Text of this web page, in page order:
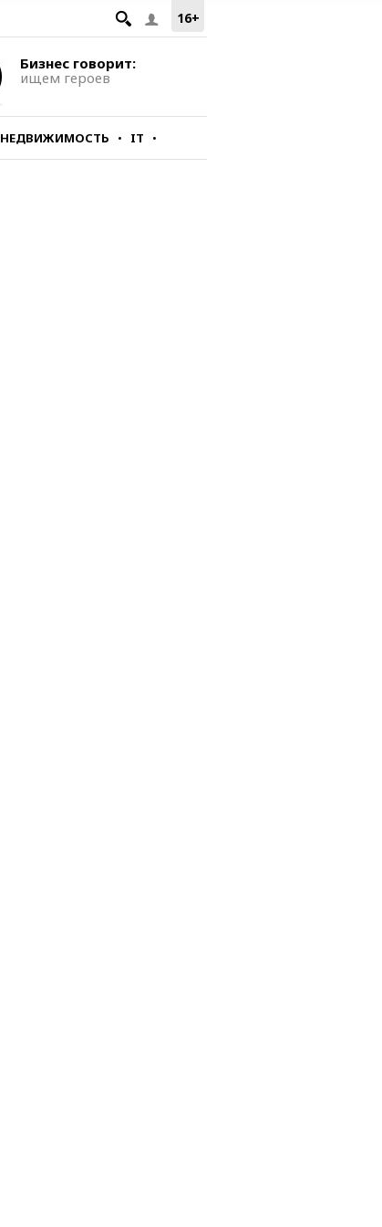
16+
Бизнес говорит:
ищем героев
НЕДВИЖИМОСТЬ IT